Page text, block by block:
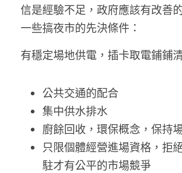
曾子晴 - 晴深直說
陳子遷律師專欄
羅浚軒專欄
溫志倫專欄
信是經驗不足，政府應該有改善
一些搞夜市的先決條件：
有穩定場地供電，插卡取電鋪鋪
公共交通的配合
集中供水排水
廚餘回收，環保概念，保持
只限個體經營進場資格，拒
駐才有公平的市場競爭